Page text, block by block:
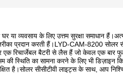
घर या व्यवसाय के लिए उत्तम सुरक्षा समाधान
प्रदान करती हैं।LYD-CAM-8200 सोलर
एक रिचार्जेबल बैटरी से लैस हैं जो केवल एक बार
की स्थिति का सामना करने के लिए भी
है।सोलर सीसीटीवी लाइट्स के साथ, आप